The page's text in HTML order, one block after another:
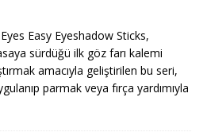
Easy Eyeshadow Sticks,
sürdüğü ilk göz farı kalemi
amacıyla geliştirilen bu seri,
parmak veya fırça yardımıyla